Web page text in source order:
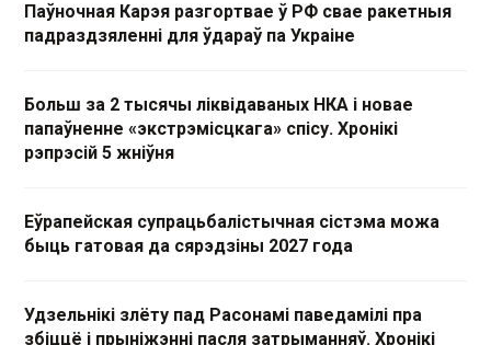
Паўночная Карэя разгортвае ў РФ свае ракетныя
падраздзяленні для ўдараў па Украіне
Больш за 2 тысячы ліквідаваных НКА і новае
папаўненне «экстрэмісцкага» спісу. Хронікі
рэпрэсій 5 жніўня
Еўрапейская супрацьбалістычная сістэма можа
быць гатовая да сярэдзіны 2027 года
Удзельнікі злёту пад Расонамі паведамілі пра
збіццё і прыніжэнні пасля затрыманняў. Хронікі